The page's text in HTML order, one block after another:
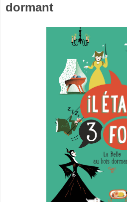
dormant